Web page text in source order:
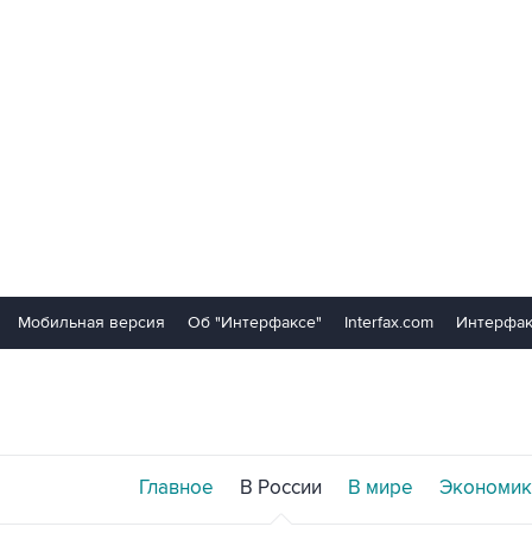
Мобильная версия Об "Интерфаксе" Interfax.com
Главное В России В мире